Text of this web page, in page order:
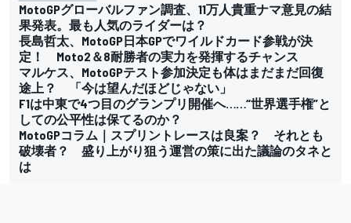
MotoGPグローバルファン調査、11万人貴重ナマ意見の結
果発表。最も人気のライダーは？
長島哲太、MotoGP日本GPでワイルドカード参戦が決
定！ Moto2＆8耐勝者の実力を発揮するチャンス
マルケス、MotoGPテスト参加決定も体はまだまだ回復
途上？ 「今は望んだほどじゃない」
F1は中東で4つ目のグランプリ開催へ……“世界選手権”と
しての公平性は保てるのか？
MotoGPコラム｜スプリントレースは良案？ それとも
破壊者？ 盛り上がり狙う運営の策に出た議論のタネと
は